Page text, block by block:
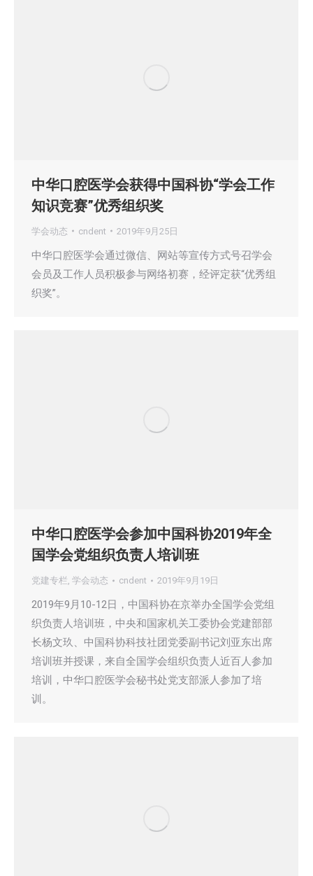
中华口腔医学会获得中国科协“学会工作
知识竞赛”优秀组织奖
学会动态 cndent 2019年9月25日
中华口腔医学会通过微信、网站等宣传方式号召学会
会员及工作人员积极参与网络初赛，经评定获“优秀组
织奖”。
中华口腔医学会参加中国科协2019年全
国学会党组织负责人培训班
党建专栏, 学会动态 cndent 2019年9月19日
2019年9月10-12日，中国科协在京举办全国学会党组
织负责人培训班，中央和国家机关工委协会党建部部
长杨文玖、中国科协科技社团党委副书记刘亚东出席
培训班并授课，来自全国学会组织负责人近百人参加
培训，中华口腔医学会秘书处党支部派人参加了培
训。